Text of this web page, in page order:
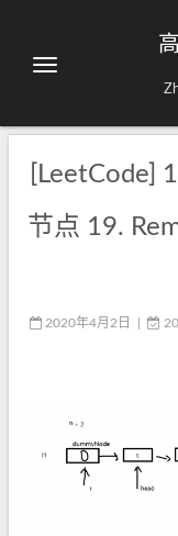
[LeetCode]
节点 19.
2020年4月2日